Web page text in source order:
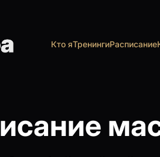
Кто яТренингиРасписание